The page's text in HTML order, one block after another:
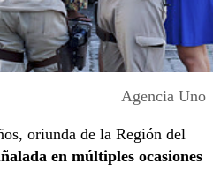
Agencia Uno
oriunda de la Región del
en múltiples ocasiones